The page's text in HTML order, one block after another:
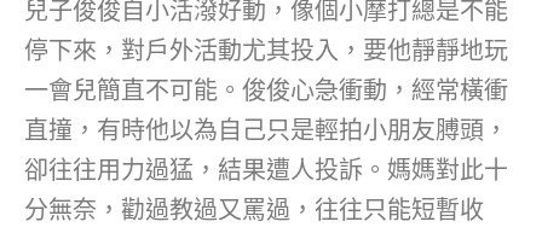
兒子俊俊自小活潑好動，像個小摩打總是不能
停下來，對戶外活動尤其投入，要他靜靜地玩
一會兒簡直不可能。俊俊心急衝動，經常橫衝
直撞，有時他以為自己只是輕拍小朋友膊頭，
卻往往用力過猛，結果遭人投訴。媽媽對此十
分無奈，勸過教過又罵過，往往只能短暫收